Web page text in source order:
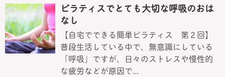
ピラティスでとても大切な呼吸のおは
なし
【自宅でできる簡単ピラティス 第２回】
普段生活している中で、無意識にしている
「呼吸」ですが、日々のストレスや慢性的
な疲労などが原因で...